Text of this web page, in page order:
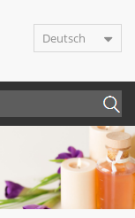
Deutsch